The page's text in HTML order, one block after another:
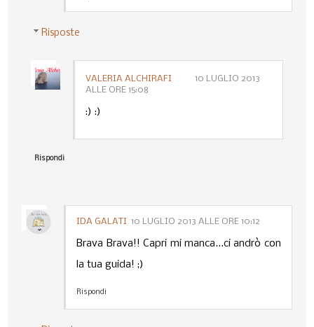
Risposte
VALERIA ALCHIRAFI
10 LUGLIO 2013
ALLE ORE 15:08
:) :)
Rispondi
IDA GALATI 10 LUGLIO 2013 ALLE ORE 10:12
Brava Brava!! Capri mi manca...ci andrò con
la tua guida! ;)
Rispondi